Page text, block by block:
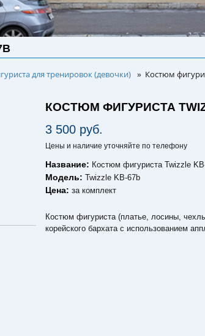
для тренировок (девочки) » Костюм
КОСТЮМ ФИГУРИСТА
3 500 руб.
Цены и наличие уточняйте по телефону
Название: Костюм фигуриста Twizzle
Модель:Twizzle KB-67b
Цена:за комплект
Костюм фигуриста (платье, лосины,
корейского бархата с использованием